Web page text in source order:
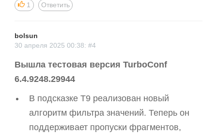
1 Ответить
bolsun
30 апреля 2025 00:38: #4
Вышла тестовая версия TurboConf
6.4.9248.29944
В подсказке T9 реализован новый
алгоритм фильтра значений. Теперь он
поддерживает пропуски фрагментов,